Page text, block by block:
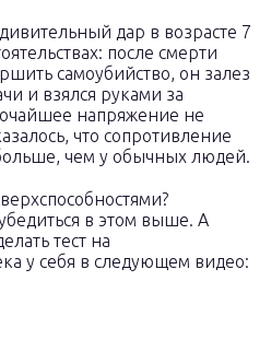
дар в возрасте 7
после смерти
самоубийство, он залез
и взялся руками за
напряжение не
что сопротивление
чем у обычных людей.
в этом выше. А
тест на
у себя в следующем видео: